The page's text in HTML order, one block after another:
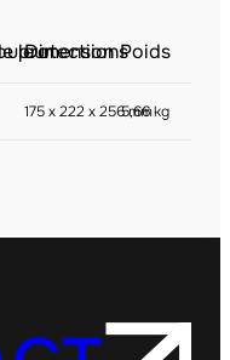
protection
DimensionsPoids
175 x 222 x 256 mm
5,66 kg